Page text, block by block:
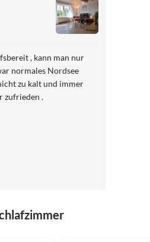
, kann man nur
normales Nordsee
zu kalt und immer
zufrieden .